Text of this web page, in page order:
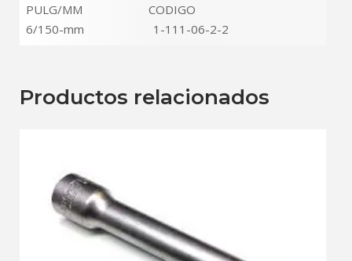
PULG/MM CODIGO
6/150-mm 1-111-06-2-2
Productos relacionados